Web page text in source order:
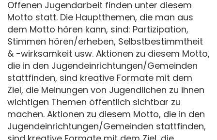
Offenen Jugendarbeit finden unter diesem
Motto statt. Die Hauptthemen, die man aus
dem Motto hören kann, sind: Partizipation,
Stimmen hören/erheben, Selbstbestimmtheit
& -wirksamkeit usw. Aktionen zu diesem Motto,
die in den Jugendeinrichtungen/Gemeinden
stattfinden, sind kreative Formate mit dem
Ziel, die Meinungen von Jugendlichen zu ihnen
wichtigen Themen öffentlich sichtbar zu
machen. Aktionen zu diesem Motto, die in den
Jugendeinrichtungen/Gemeinden stattfinden,